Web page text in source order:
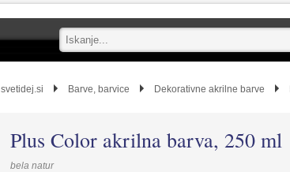
svetidej.si Barve, barvice Dekorativne akrilne barve
Plus Color akrilna barva, 250 ml
bela natur